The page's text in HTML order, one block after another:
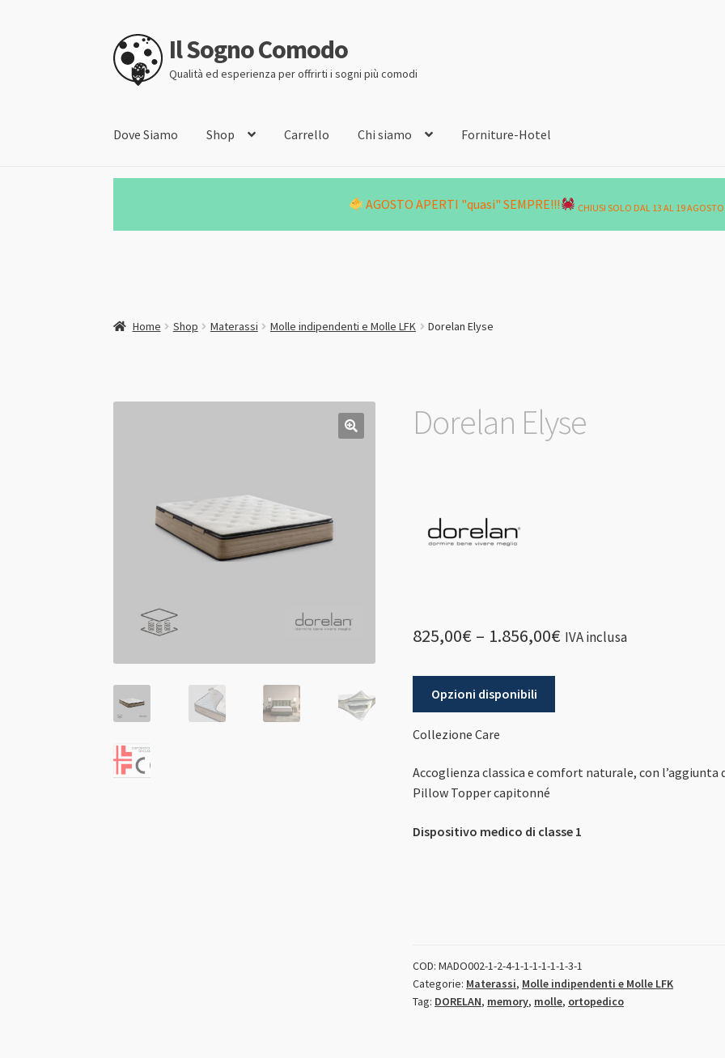
Vai
alla
navigazione
Vai
al
contenuto
Il Sogno Comodo
Qualità ed esperienza per offrirti i sogni più comodi
Dove Siamo Shop Carrello Chi siamo Forniture-Hotel
AGOSTO APERTI "quasi" SEMPRE!!! CHIUSI SOLO DAL 13 AL 19 AGOSTO
Home Shop Materassi Molle indipendenti e Molle LFK Dorelan Elyse
Dorelan Elyse
825,00€ – 1.856,00€ IVA inclusa
Opzioni disponibili
Collezione Care
Accoglienza classica e comfort naturale, con l’aggiunta
Pillow Topper capitonné
Dispositivo medico di classe 1
COD:MADO002-1-2-4-1-1-1-1-1-1-3-1
Categorie: Materassi, Molle indipendenti e Molle LFK
Tag: DORELAN, memory, molle, ortopedico